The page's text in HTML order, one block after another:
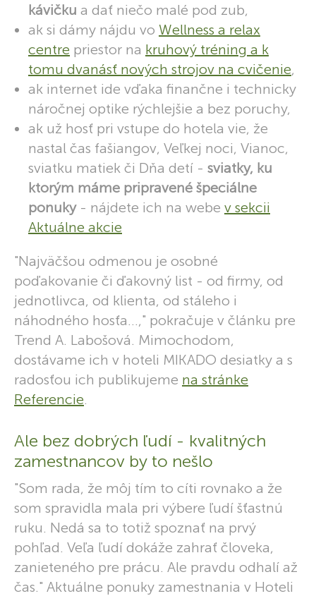
kávičku a dať niečo malé pod zub,
ak si dámy nájdu vo Wellness a relax
centre priestor na kruhový tréning a k
tomu dvanásť nových strojov na cvičenie,
ak internet ide vďaka finančne i technicky
náročnej optike rýchlejšie a bez poruchy,
ak už hosť pri vstupe do hotela vie, že
nastal čas fašiangov, Veľkej noci, Vianoc,
sviatku matiek či Dňa detí - sviatky, ku
ktorým máme pripravené špeciálne
ponuky- nájdete ich na webe v sekcii
Aktuálne akcie
"Najväčšou odmenou je osobné
poďakovanie či ďakovný list - od firmy, od
jednotlivca, od klienta, od stáleho i
náhodného hosťa...," pokračuje v článku pre
Trend A. Labošová. Mimochodom,
dostávame ich v hoteli MIKADO desiatky a s
radosťou ich publikujeme na stránke
Referencie
Ale bez dobrých ľudí - kvalitných
zamestnancov by to nešlo
"Som rada, že môj tím to cíti rovnako a že
som spravidla mala pri výbere ľudí šťastnú
ruku. Nedá sa to totiž spoznať na prvý
pohľad. Veľa ľudí dokáže zahrať človeka,
zanieteného pre prácu. Ale pravdu odhalí až
čas." Aktuálne ponuky zamestnania v Hoteli